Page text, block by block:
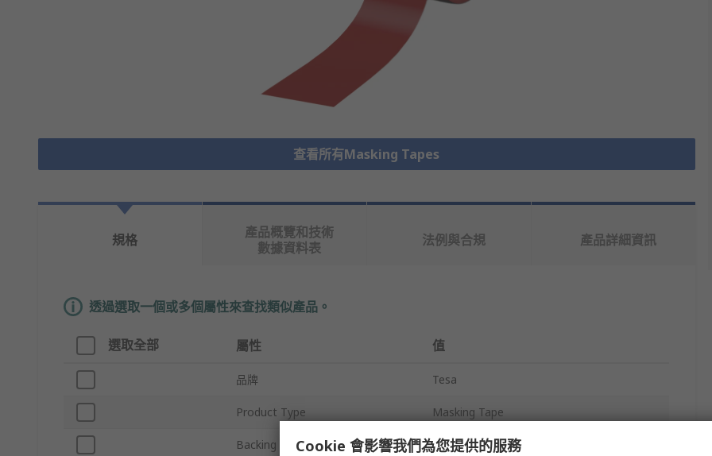
查看所有Masking Tapes
規格
產品概覽和技術
數據資料表
法例與合規 產品詳細資訊
透過選取一個或多個屬性來查找類似產品。
選取全部 屬性 值
品牌 Tesa
Product Type Masking Tape
Backing Material Polyethylene Terephthalate
Cookie 會影響我們為您提供的服務